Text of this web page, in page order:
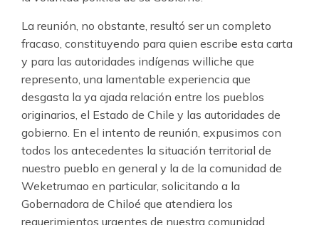
La reunión, no obstante, resultó ser un completo
fracaso, constituyendo para quien escribe esta carta
y para las autoridades indígenas williche que
represento, una lamentable experiencia que
desgasta la ya ajada relación entre los pueblos
originarios, el Estado de Chile y las autoridades de
gobierno. En el intento de reunión, expusimos con
todos los antecedentes la situación territorial de
nuestro pueblo en general y la de la comunidad de
Weketrumao en particular, solicitando a la
Gobernadora de Chiloé que atendiera los
requerimientos urgentes de nuestra comunidad,